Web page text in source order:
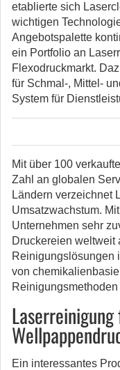
etablierte sich
wichtigen
Angebotspalette
ein Portfolio an
Flexodruckmarkt.
für Schmal-, Mittel-
System für
Mit über 100
Zahl an globalen
Ländern verzeichnet
Umsatzwachstum.
Unternehmen sehr
Druckereien weltweit
Reinigungslösungen
von
Ein interessantes